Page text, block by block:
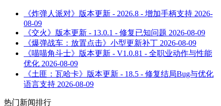
《炸弹人派对》版本更新 - 2026.8 - 增加手柄支持 2026-
08-09
《交火》版本更新 - 13.0.1 - 修复已知问题 2026-08-09
《爆弹战车：放置点击》小型更新补丁 2026-08-09
《喵喵角斗士》版本更新 - V1.0.81 - 全职业动作与性能
优化 2026-08-09
《土匪：瓦哈卡》版本更新 - 18.5 - 修复结局Bug与优化
语言支持 2026-08-09
热门新闻排行